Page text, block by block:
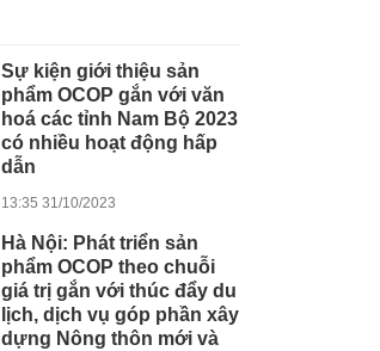
Sự kiện giới thiệu sản
phẩm OCOP gắn với văn
hoá các tỉnh Nam Bộ 2023
có nhiều hoạt động hấp
dẫn
13:35 31/10/2023
Hà Nội: Phát triển sản
phẩm OCOP theo chuỗi
giá trị gắn với thúc đẩy du
lịch, dịch vụ góp phần xây
dựng Nông thôn mới và